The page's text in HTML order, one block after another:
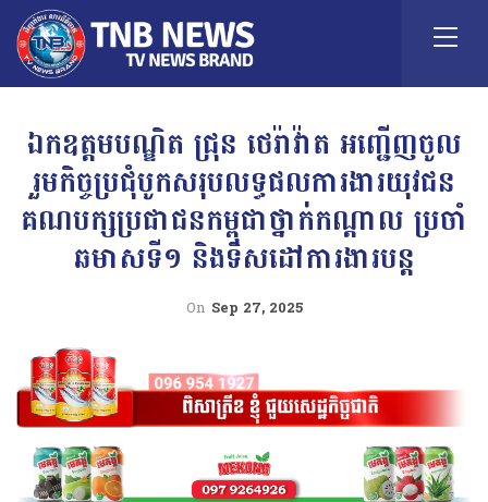
ឯកឧត្តមបណ្ឌិត ជ្រុន ថេរ៉ាវ៉ាត អញ្ជើញចូល
រួមកិច្ចប្រជុំបូកសរុបលទ្ធផលការងារយុវជន
គណបក្សប្រជាជនកម្ពុជាថ្នាក់កណ្តាល ប្រចាំ
ឆមាសទី១ និងទិសដៅការងារបន្ត
On Sep 27, 2025